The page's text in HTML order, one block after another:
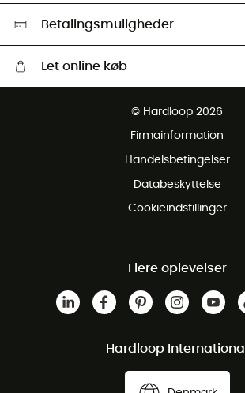
HardGreen Udvalg
Betalingsmuligheder
Let online køb
Gratis retur inden for 100 dage
© Hardloop 2026
Firmainformation
Handelsbetingelser
Databeskyttelse
Cookieindstillinger
Flere oplevelser
Hardloop International